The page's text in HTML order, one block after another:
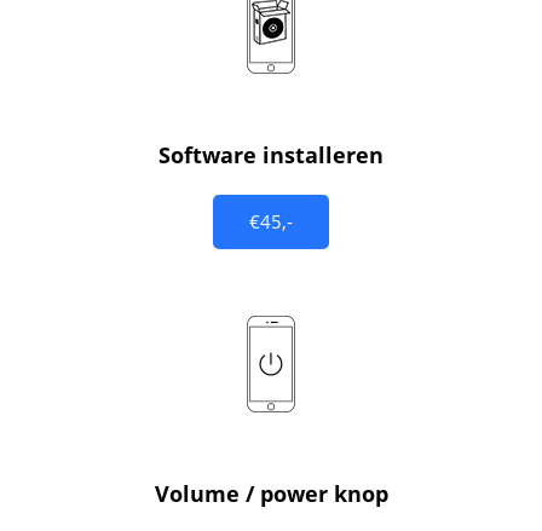
Software installeren
€45,-
Volume / power knop